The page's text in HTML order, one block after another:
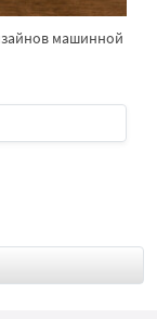
машинной